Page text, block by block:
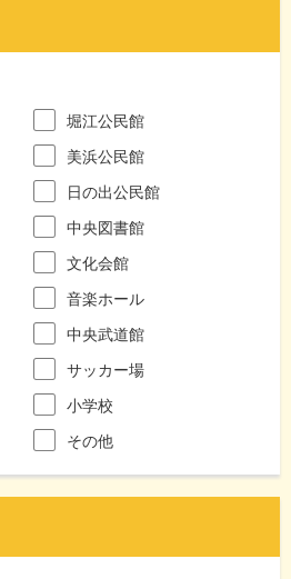
堀江公民館
美浜公民館
日の出公民館
中央図書館
文化会館
音楽ホール
中央武道館
サッカー場
小学校
その他